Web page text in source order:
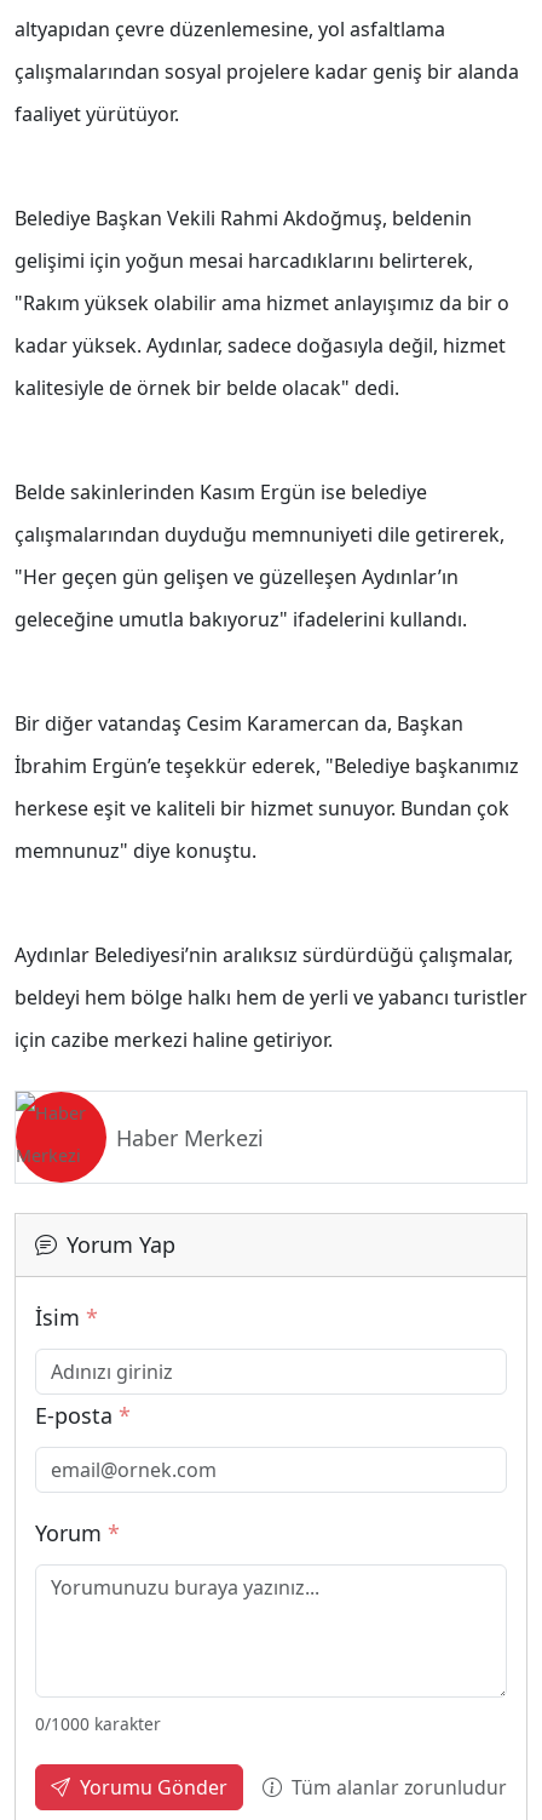
altyapıdan çevre düzenlemesine, yol asfaltlama
çalışmalarından sosyal projelere kadar geniş bir alanda
faaliyet yürütüyor.
Belediye Başkan Vekili Rahmi Akdoğmuş, beldenin
gelişimi için yoğun mesai harcadıklarını belirterek,
"Rakım yüksek olabilir ama hizmet anlayışımız da bir o
kadar yüksek. Aydınlar, sadece doğasıyla değil, hizmet
kalitesiyle de örnek bir belde olacak" dedi.
Belde sakinlerinden Kasım Ergün ise belediye
çalışmalarından duyduğu memnuniyeti dile getirerek,
"Her geçen gün gelişen ve güzelleşen Aydınlar’ın
geleceğine umutla bakıyoruz" ifadelerini kullandı.
Bir diğer vatandaş Cesim Karamercan da, Başkan
İbrahim Ergün’e teşekkür ederek, "Belediye başkanımız
herkese eşit ve kaliteli bir hizmet sunuyor. Bundan çok
memnunuz" diye konuştu.
Aydınlar Belediyesi’nin aralıksız sürdürdüğü çalışmalar,
beldeyi hem bölge halkı hem de yerli ve yabancı turistler
için cazibe merkezi haline getiriyor.
Haber Merkezi
Yorum Yap
İsim *
E-posta *
Yorum *
0/1000 karakter
Yorumu Gönder Tüm alanlar zorunludur